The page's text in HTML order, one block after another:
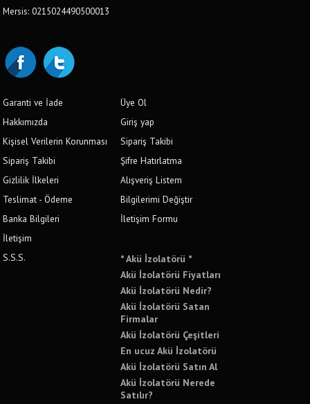
Mersis: 0215024490500013
Garanti ve İade
Hakkımızda
Kişisel Verilerin Korunması
Sipariş Takibi
Gizlilik İlkeleri
Teslimat - Ödeme
Banka Bilgileri
İletişim
S.S.S.
Üye Ol
Giriş yap
Sipariş Takibi
Şifre Hatırlatma
Alışveriş Listem
Bilgilerimi Değiştir
İletişim Formu
* Akü İzolatörü *
Akü İzolatörü Fiyatları
Akü İzolatörü Nedir?
Akü İzolatörü Satan
Firmalar
Akü İzolatörü Çeşitleri
En ucuz Akü İzolatörü
Akü İzolatörü Satın Al
Akü İzolatörü Nerede
Satılır?